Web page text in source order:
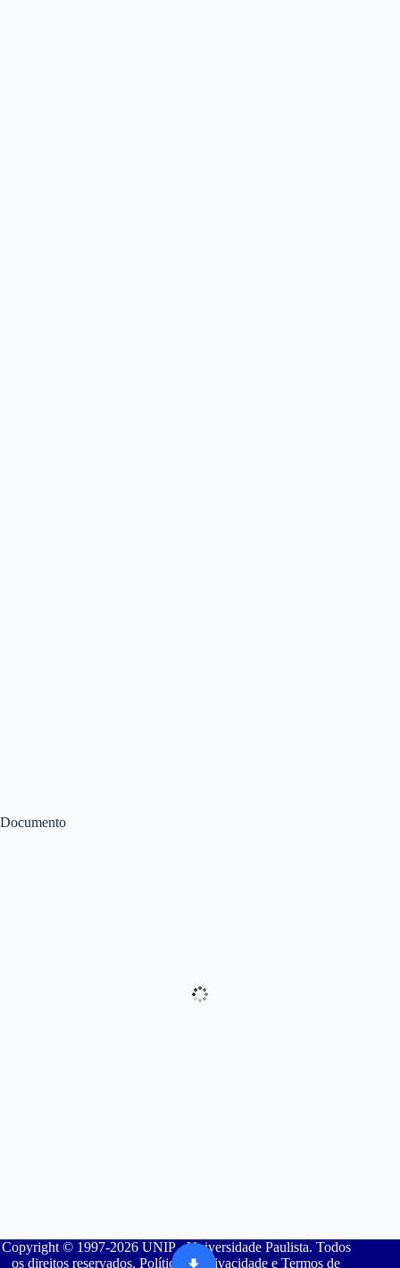
Documento
Copyright © 1997-2026 UNIP - Universidade Paulista. Todos
os direitos reservados. Política de Privacidade e Termos de